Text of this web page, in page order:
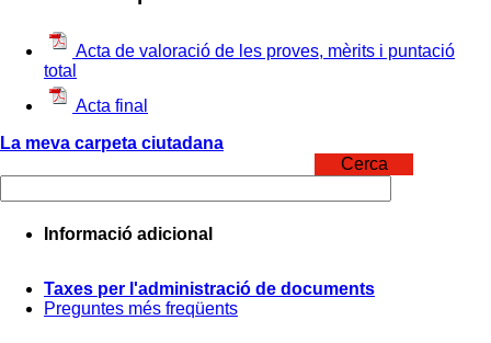
Acta de valoració de les proves, mèrits i puntació
total
Acta final
La meva carpeta ciutadana
Cerca
Informació adicional
Taxes per l'administració de documents
Preguntes més freqüents